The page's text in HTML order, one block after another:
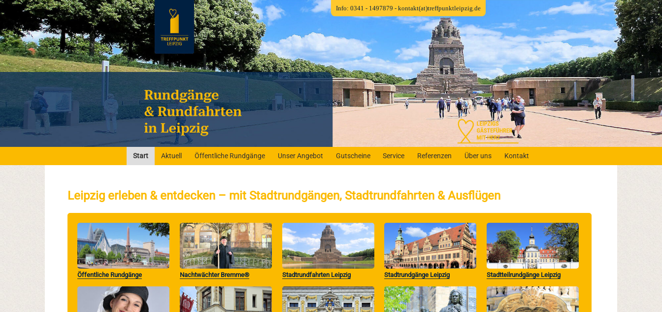
Start Aktuell Öffentliche Rundgänge Unser Angebot Gutscheine Service Referenzen Über uns Kontakt
Leipzig erleben & entdecken – mit Stadtrundgängen, Stadtrundfahrten & Ausflügen
Öffentliche Rundgänge Nachtwächter Bremme® Stadtrundfahrten Leipzig Stadtrundgänge Leipzig Stadtteilrundgänge Leipzig
Info: 0341 - 1497879 - kontakt(at)treffpunktleipzig.de